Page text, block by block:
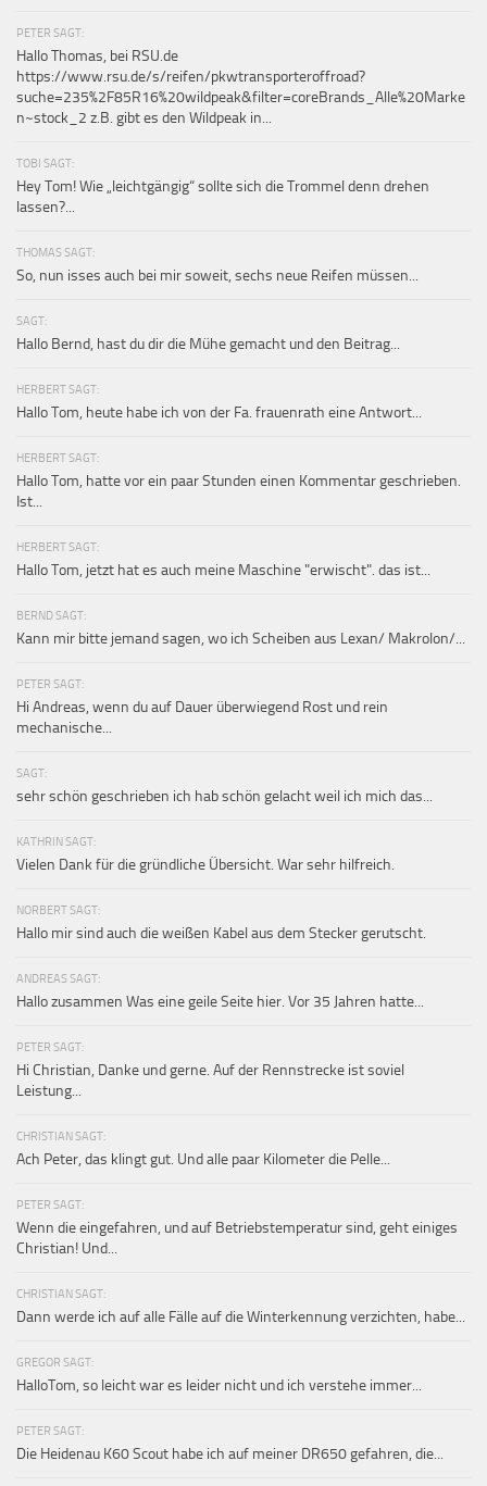
PETER SAGT:
Hallo Thomas, bei RSU.de
https://www.rsu.de/s/reifen/pkwtransporteroffroad?
suche=235%2F85R16%20wildpeak&filter=coreBrands_Alle%20Marke
n~stock_2 z.B. gibt es den Wildpeak in...
TOBI SAGT:
Hey Tom! Wie „leichtgängig“ sollte sich die Trommel denn drehen
lassen?...
THOMAS SAGT:
So, nun isses auch bei mir soweit, sechs neue Reifen müssen...
SAGT:
Hallo Bernd, hast du dir die Mühe gemacht und den Beitrag...
HERBERT SAGT:
Hallo Tom, heute habe ich von der Fa. frauenrath eine Antwort...
HERBERT SAGT:
Hallo Tom, hatte vor ein paar Stunden einen Kommentar geschrieben.
Ist...
HERBERT SAGT:
Hallo Tom, jetzt hat es auch meine Maschine "erwischt". das ist...
BERND SAGT:
Kann mir bitte jemand sagen, wo ich Scheiben aus Lexan/ Makrolon/...
PETER SAGT:
Hi Andreas, wenn du auf Dauer überwiegend Rost und rein
mechanische...
SAGT:
sehr schön geschrieben ich hab schön gelacht weil ich mich das...
KATHRIN SAGT:
Vielen Dank für die gründliche Übersicht. War sehr hilfreich.
NORBERT SAGT:
Hallo mir sind auch die weißen Kabel aus dem Stecker gerutscht.
ANDREAS SAGT:
Hallo zusammen Was eine geile Seite hier. Vor 35 Jahren hatte...
PETER SAGT:
Hi Christian, Danke und gerne. Auf der Rennstrecke ist soviel
Leistung...
CHRISTIAN SAGT:
Ach Peter, das klingt gut. Und alle paar Kilometer die Pelle...
PETER SAGT:
Wenn die eingefahren, und auf Betriebstemperatur sind, geht einiges
Christian! Und...
CHRISTIAN SAGT:
Dann werde ich auf alle Fälle auf die Winterkennung verzichten, habe...
GREGOR SAGT:
HalloTom, so leicht war es leider nicht und ich verstehe immer...
PETER SAGT:
Die Heidenau K60 Scout habe ich auf meiner DR650 gefahren, die...